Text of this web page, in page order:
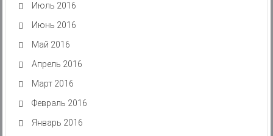
Июль 2016
Июнь 2016
Май 2016
Апрель 2016
Март 2016
Февраль 2016
Январь 2016